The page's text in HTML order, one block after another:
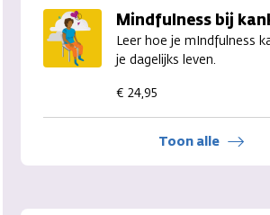
Mindfulness bij
Leer hoe je mIndfulness
je dagelijks leven.
€ 24,95
Toon alle